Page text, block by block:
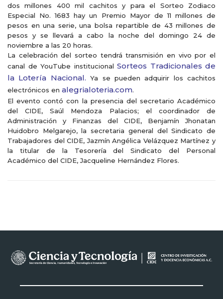
dos millones 400 mil cachitos y para el Sorteo Zodiaco
Especial No. 1683 hay un Premio Mayor de 11 millones de
pesos en una serie, una bolsa repartible de 43 millones de
pesos y se llevará a cabo la noche del domingo 24 de
noviembre a las 20 horas.
La celebración del sorteo tendrá transmisión en vivo por el
canal de YouTube institucional Sorteos Tradicionales de
la Lotería Nacional. Ya se pueden adquirir los cachitos
electrónicos en alegrialoteria.com.
El evento contó con la presencia del secretario Académico
del CIDE, Saúl Mendoza Palacios; el coordinador de
Administración y Finanzas del CIDE, Benjamín Jhonatan
Huidobro Melgarejo, la secretaria general del Sindicato de
Trabajadores del CIDE, Jazmín Angélica Velázquez Martínez y
la titular de la Tesorería del Sindicato del Personal
Académico del CIDE, Jacqueline Hernández Flores.